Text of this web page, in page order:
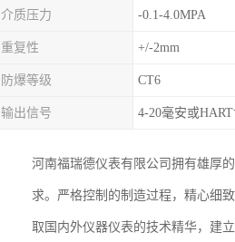
介质压力 -0.1-4.0MPA
重复性 +/-2mm
防爆等级 CT6
输出信号 4-20毫安或
河南福瑞德仪表有限公司拥有雄厚
求。严格控制的制造过程，精心细
取国内外仪器仪表的技术精华，建